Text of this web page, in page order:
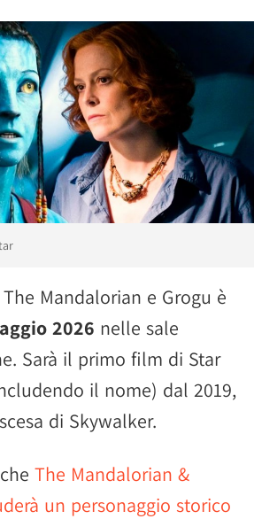
Mandalorian e Grogu è
2026 nelle sale
Sarà il primo film di Star
il nome) dal 2019,
di Skywalker.
The Mandalorian &
un personaggio storico